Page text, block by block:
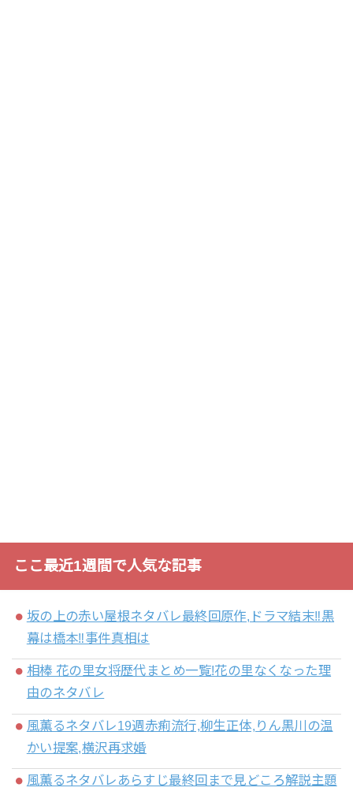
ここ最近1週間で人気な記事
坂の上の赤い屋根ネタバレ最終回原作,ドラマ結末‼黒
幕は橋本‼事件真相は
相棒 花の里女将歴代まとめ一覧!花の里なくなった理
由のネタバレ
風薫るネタバレ19週赤痢流行,柳生正体,りん黒川の温
かい提案,横沢再求婚
風薫るネタバレあらすじ最終回まで見どころ解説主題